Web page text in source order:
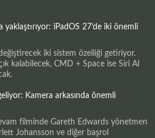
yaklaştırıyor: iPadOS 27’de iki önemli
iki sistem özelliği getiriyor.
kalabilecek, CMD + Space ise Siri AI
Kamera arkasında önemli
filminde Gareth Edwards yönetmen
Johansson ve diğer başrol